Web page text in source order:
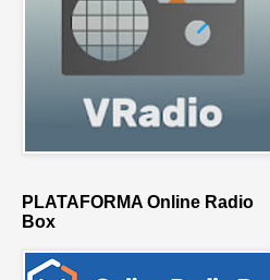
PLATAFORMA Online Radio
Box